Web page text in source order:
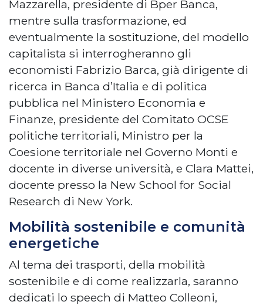
Mazzarella, presidente di Bper Banca,
mentre sulla trasformazione, ed
eventualmente la sostituzione, del modello
capitalista si interrogheranno gli
economisti Fabrizio Barca, già dirigente di
ricerca in Banca d’Italia e di politica
pubblica nel Ministero Economia e
Finanze, presidente del Comitato OCSE
politiche territoriali, Ministro per la
Coesione territoriale nel Governo Monti e
docente in diverse università, e Clara Mattei,
docente presso la New School for Social
Research di New York.
Mobilità sostenibile e comunità
energetiche
Al tema dei trasporti, della mobilità
sostenibile e di come realizzarla, saranno
dedicati lo speech di Matteo Colleoni,